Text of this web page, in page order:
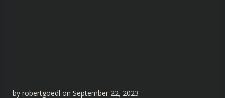
by robertgoedl on September 22, 2023